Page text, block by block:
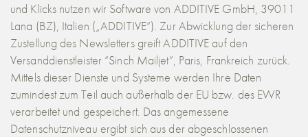
und Klicks nutzen wir Software von ADDITIVE GmbH, 39011
Lana (BZ), Italien („ADDITIVE“). Zur Abwicklung der sicheren
Zustellung des Newsletters greift ADDITIVE auf den
Versanddienstleister “Sinch Mailjet”, Paris, Frankreich zurück.
Mittels dieser Dienste und Systeme werden Ihre Daten
zumindest zum Teil auch außerhalb der EU bzw. des EWR
verarbeitet und gespeichert. Das angemessene
Datenschutzniveau ergibt sich aus der abgeschlossenen